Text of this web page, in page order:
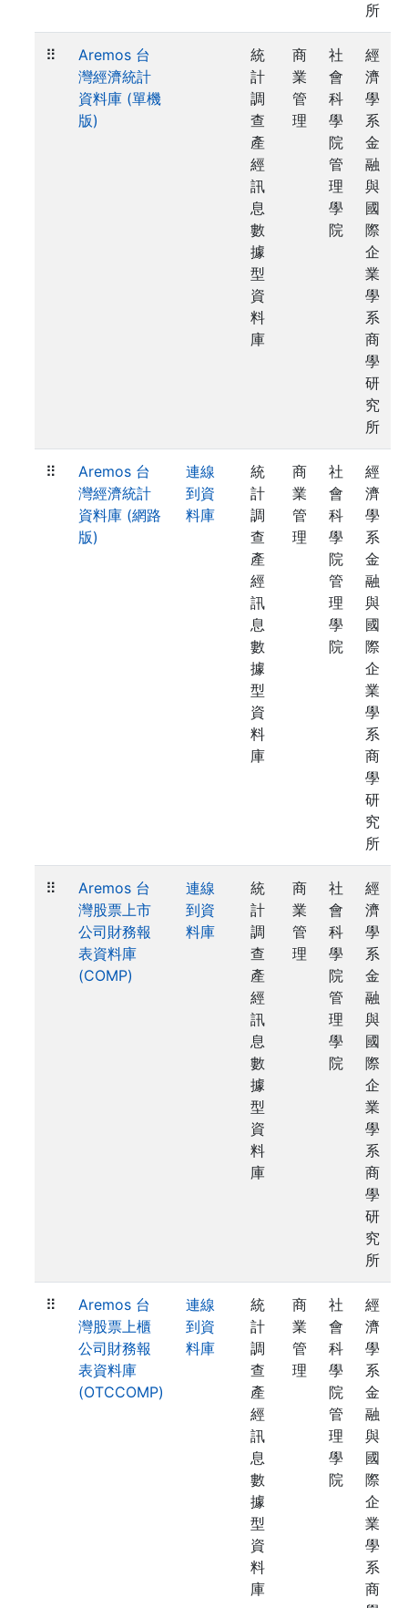
所
⠿
Aremos 台
灣經濟統計
資料庫 (單機
版)
統
計
調
查
產
經
訊
息
數
據
型
資
料
庫
商
業
管
理
社
會
科
學
院
管
理
學
院
經
濟
學
系
金
融
與
國
際
企
業
學
系
商
學
研
究
所
⠿
Aremos 台
灣經濟統計
資料庫 (網路
版)
連線
到資
料庫
統
計
調
查
產
經
訊
息
數
據
型
資
料
庫
商
業
管
理
社
會
科
學
院
管
理
學
院
經
濟
學
系
金
融
與
國
際
企
業
學
系
商
學
研
究
所
⠿
Aremos 台
灣股票上市
公司財務報
表資料庫
(COMP)
連線
到資
料庫
統
計
調
查
產
經
訊
息
數
據
型
資
料
庫
商
業
管
理
社
會
科
學
院
管
理
學
院
經
濟
學
系
金
融
與
國
際
企
業
學
系
商
學
研
究
所
⠿
Aremos 台
灣股票上櫃
公司財務報
表資料庫
(OTCCOMP)
連線
到資
料庫
統
計
調
查
產
經
訊
息
數
據
型
資
料
庫
商
業
管
理
社
會
科
學
院
管
理
學
院
經
濟
學
系
金
融
與
國
際
企
業
學
系
商